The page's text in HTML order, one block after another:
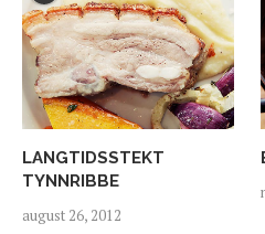
LANGTIDSSTEKT
TYNNRIBBE
august 26, 2012